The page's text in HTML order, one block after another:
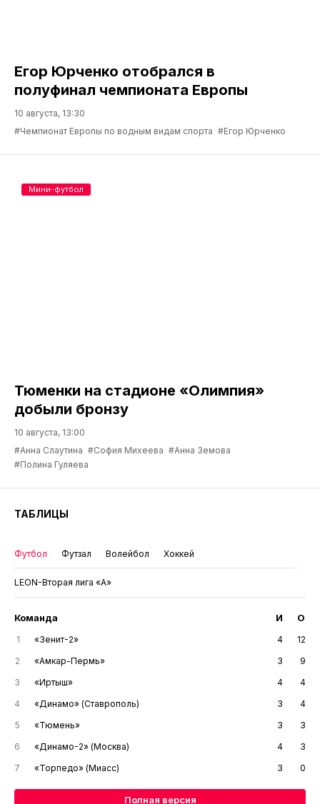
Егор Юрченко отобрался в
полуфинал чемпионата Европы
10 августа, 13:30
#Чемпионат Европы по водным видам спорта #Егор Юрченко
Тюменки на стадионе «Олимпия»
добыли бронзу
10 августа, 13:00
#Анна Слаутина #София Михеева #Анна Земова
#Полина Гуляева
Мини-футбол
ТАБЛИЦЫ
Футбол Футзал Волейбол Хоккей
LEON-Вторая лига «А»
Команда И О
1 «Зенит-2» 4
12
2
«Амкар-Пермь» 3
9
3
«Иртыш» 4
4
4
«Динамо» (Ставрополь) 3
4
5
«Тюмень» 3
3
6
«Динамо-2» (Москва) 4
3
7
«Торпедо» (Миасс) 3 0
Полная версия